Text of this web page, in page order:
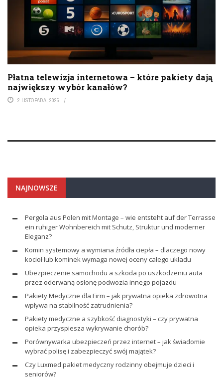
Płatna telewizja internetowa – które pakiety dają
największy wybór kanałów?
2 LISTOPADA, 2025
NAJNOWSZE
Pergola aus Polen mit Montage – wie entsteht auf der Terrasse
ein ruhiger Wohnbereich mit Schutz, Struktur und moderner
Eleganz?
Komin systemowy a wymiana źródła ciepła – dlaczego nowy
kocioł lub kominek wymaga nowej oceny całego układu
Ubezpieczenie samochodu a szkoda po uszkodzeniu auta
przez oderwaną osłonę podwozia innego pojazdu
Pakiety Medyczne dla Firm – jak prywatna opieka zdrowotna
wpływa na stabilność zatrudnienia?
Pakiety medyczne a szybkość diagnostyki – czy prywatna
opieka przyspiesza wykrywanie chorób?
Porównywarka ubezpieczeń przez internet – jak świadomie
wybrać polisę i zabezpieczyć swój majątek?
Czy Luxmed pakiet medyczny rodzinny obejmuje dzieci i
seniorów?